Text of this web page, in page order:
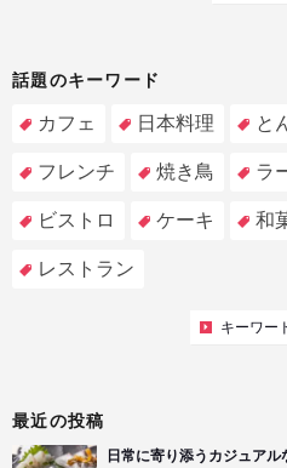
話題のキーワード
カフェ 日本料理 と
フレンチ 焼き鳥 ラ
ビストロ ケーキ 和
レストラン
キーワー
最近の投稿
日常に寄り添うカジュア